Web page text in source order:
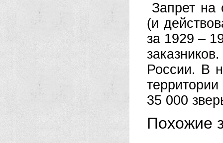
Запрет на
(и
за 1929 –
России. В
35 000
Похожие